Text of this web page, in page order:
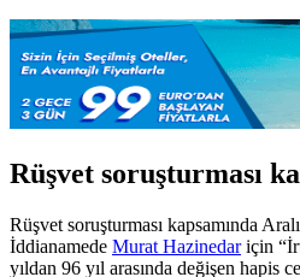
Rüşvet soruşturması
Rüşvet soruşturması kapsamında
İddianamede Murat Hazinedariçin
yıldan 96 yıl arasında değişen hapis